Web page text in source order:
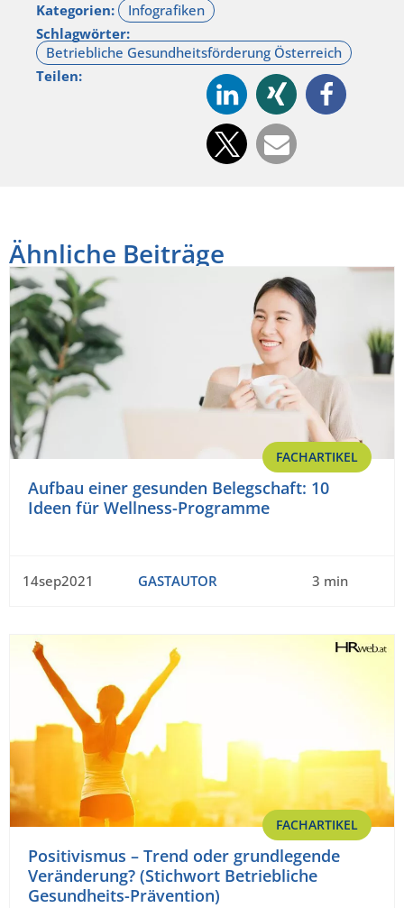
Kategorien:
Schlagwörter:
Teilen:
Ähnliche Beiträge
FACHARTIKEL
Aufbau einer gesunden Belegschaft: 10
Ideen für Wellness-Programme
14sep2021 GASTAUTOR 3 min
FACHARTIKEL
Positivismus – Trend oder grundlegende
Veränderung? (Stichwort Betriebliche
Gesundheits-Prävention)